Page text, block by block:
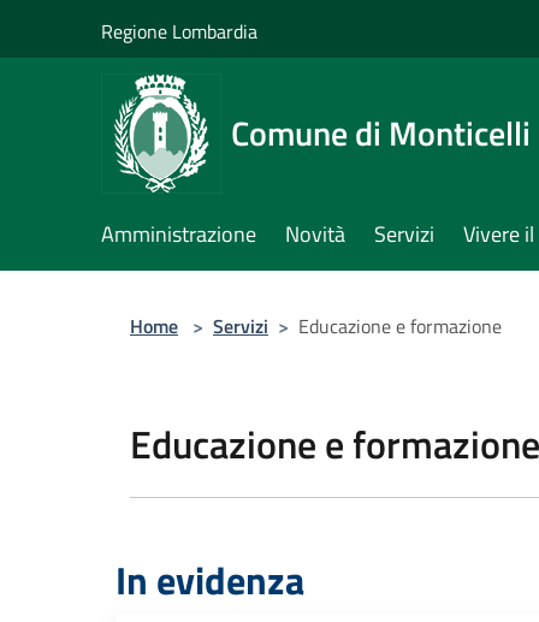
Regione Lombardia
Comune di
Amministrazione Novità Servizi Vivere
Home > Servizi > Educazione e formazione
Educazione e formazione
In evidenza